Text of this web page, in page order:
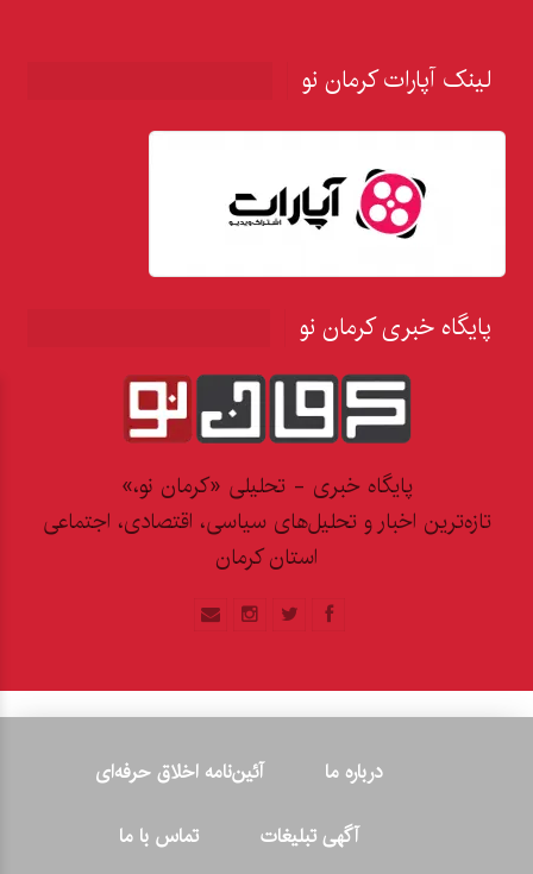
لینک آپارات کرمان نو
پایگاه خبری کرمان نو
پایگاه خبری - تحلیلی «کرمان نو،»
تازه‌ترین اخبار و تحلیل‌های سیاسی، اقتصادی، اجتماعی
استان کرمان
درباره ما
آئین‌نامه اخلاق حرفه‌ای
آگهی تبلیغات
تماس با ما